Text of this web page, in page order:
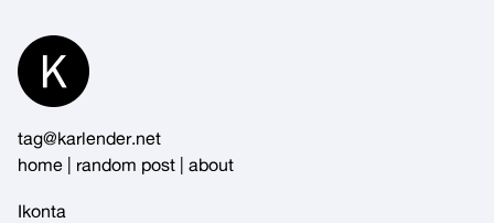
Content
tag@karlender.net
home
random post about
Ikonta